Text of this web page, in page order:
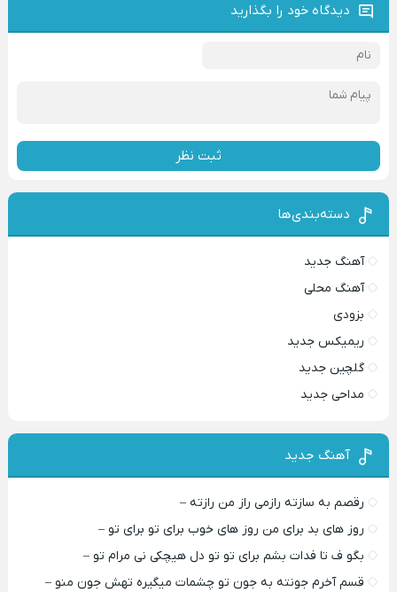
دیدگاه خود را بگذارید
ثبت نظر
دسته‌بندی‌ها
آهنگ جدید
آهنگ محلی
بزودی
ریمیکس جدید
گلچین جدید
مداحی جدید
آهنگ جدید
رقصم به سازته رازمی راز من رازته –
روز های بد برای من روز های خوب برای تو برای تو –
بگو ف تا فدات بشم برای تو تو دل هیچکی نی مرام تو –
قسم آخرم جونته به جون تو چشمات میگیره تهش جون منو –